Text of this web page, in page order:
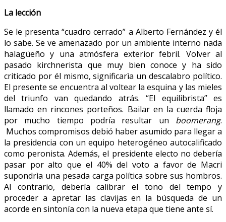
La lección
Se le presenta “cuadro cerrado” a Alberto Fernández y él
lo sabe. Se ve amenazado por un ambiente interno nada
halagüeño y una atmósfera exterior febril. Volver al
pasado kirchnerista que muy bien conoce y ha sido
criticado por él mismo, significarìa un descalabro político.
El presente se encuentra al voltear la esquina y las mieles
del triunfo van quedando atrás. “El equilibrista” es
llamado en rincones porteños. Bailar en la cuerda floja
por mucho tiempo podría resultar un boomerang.
Muchos compromisos debió haber asumido para llegar a
la presidencia con un equipo heterogéneo autocalificado
como peronista. Además, el presidente electo no debería
pasar por alto que el 40% del voto a favor de Macri
supondrìa una pesada carga política sobre sus hombros.
Al contrario, debería calibrar el tono del tempo y
proceder a apretar las clavijas en la búsqueda de un
acorde en sintonía con la nueva etapa que tiene ante sí.